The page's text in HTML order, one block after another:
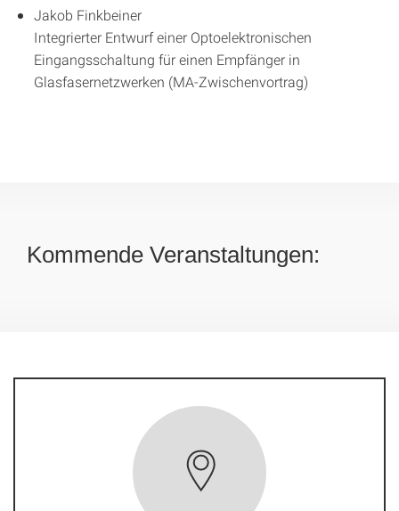
Jakob Finkbeiner
Integrierter Entwurf einer Optoelektronischen
Eingangsschaltung für einen Empfänger in
Glasfasernetzwerken (MA-Zwischenvortrag)
Kommende Veranstaltungen: